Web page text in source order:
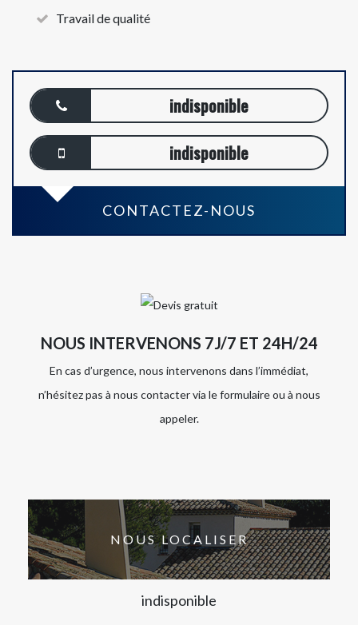
Travail de qualité
indisponible
indisponible
CONTACTEZ-NOUS
NOUS INTERVENONS 7J/7 ET 24H/24
En cas d’urgence, nous intervenons dans l’immédiat,
n’hésitez pas à nous contacter via le formulaire ou à nous
appeler.
NOUS LOCALISER
indisponible